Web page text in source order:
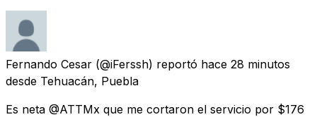
Fernando Cesar (@iFerssh) reportó hace 28 minutos
desde Tehuacán, Puebla
Es neta @ATTMx que me cortaron el servicio por $176